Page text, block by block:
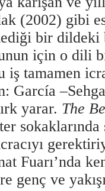
(2002) gibi
bir dildeki
için o dili
iş tamamen
García
yarar. The
Fuarı’nda
genç ve